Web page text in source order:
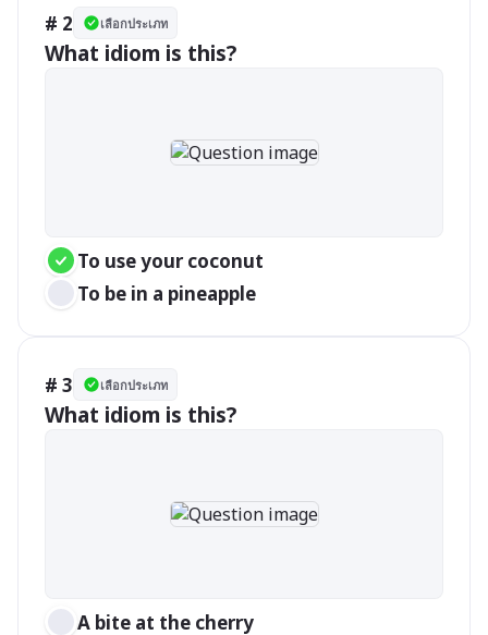
# 2 เลือกประเภท
What idiom is this?
To use your coconut
To be in a pineapple
# 3 เลือกประเภท
What idiom is this?
A bite at the cherry